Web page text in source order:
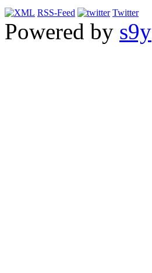
RSS-Feed Twitter
Powered by s9y